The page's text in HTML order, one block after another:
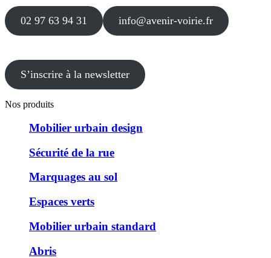
02 97 63 94 31 info@avenir-voirie.fr
S’inscrire à la newsletter
Nos produits
Mobilier urbain design
Sécurité de la rue
Marquages au sol
Espaces verts
Mobilier urbain standard
Abris